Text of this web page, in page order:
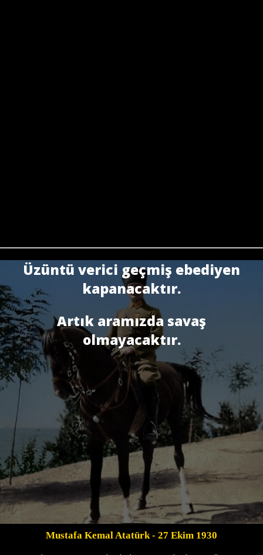
Üzüntü verici geçmiş ebediyen
kapanacaktır.
Artık aramızda savaş
olmayacaktır.
Mustafa Kemal Atatürk - 27 Ekim 1930